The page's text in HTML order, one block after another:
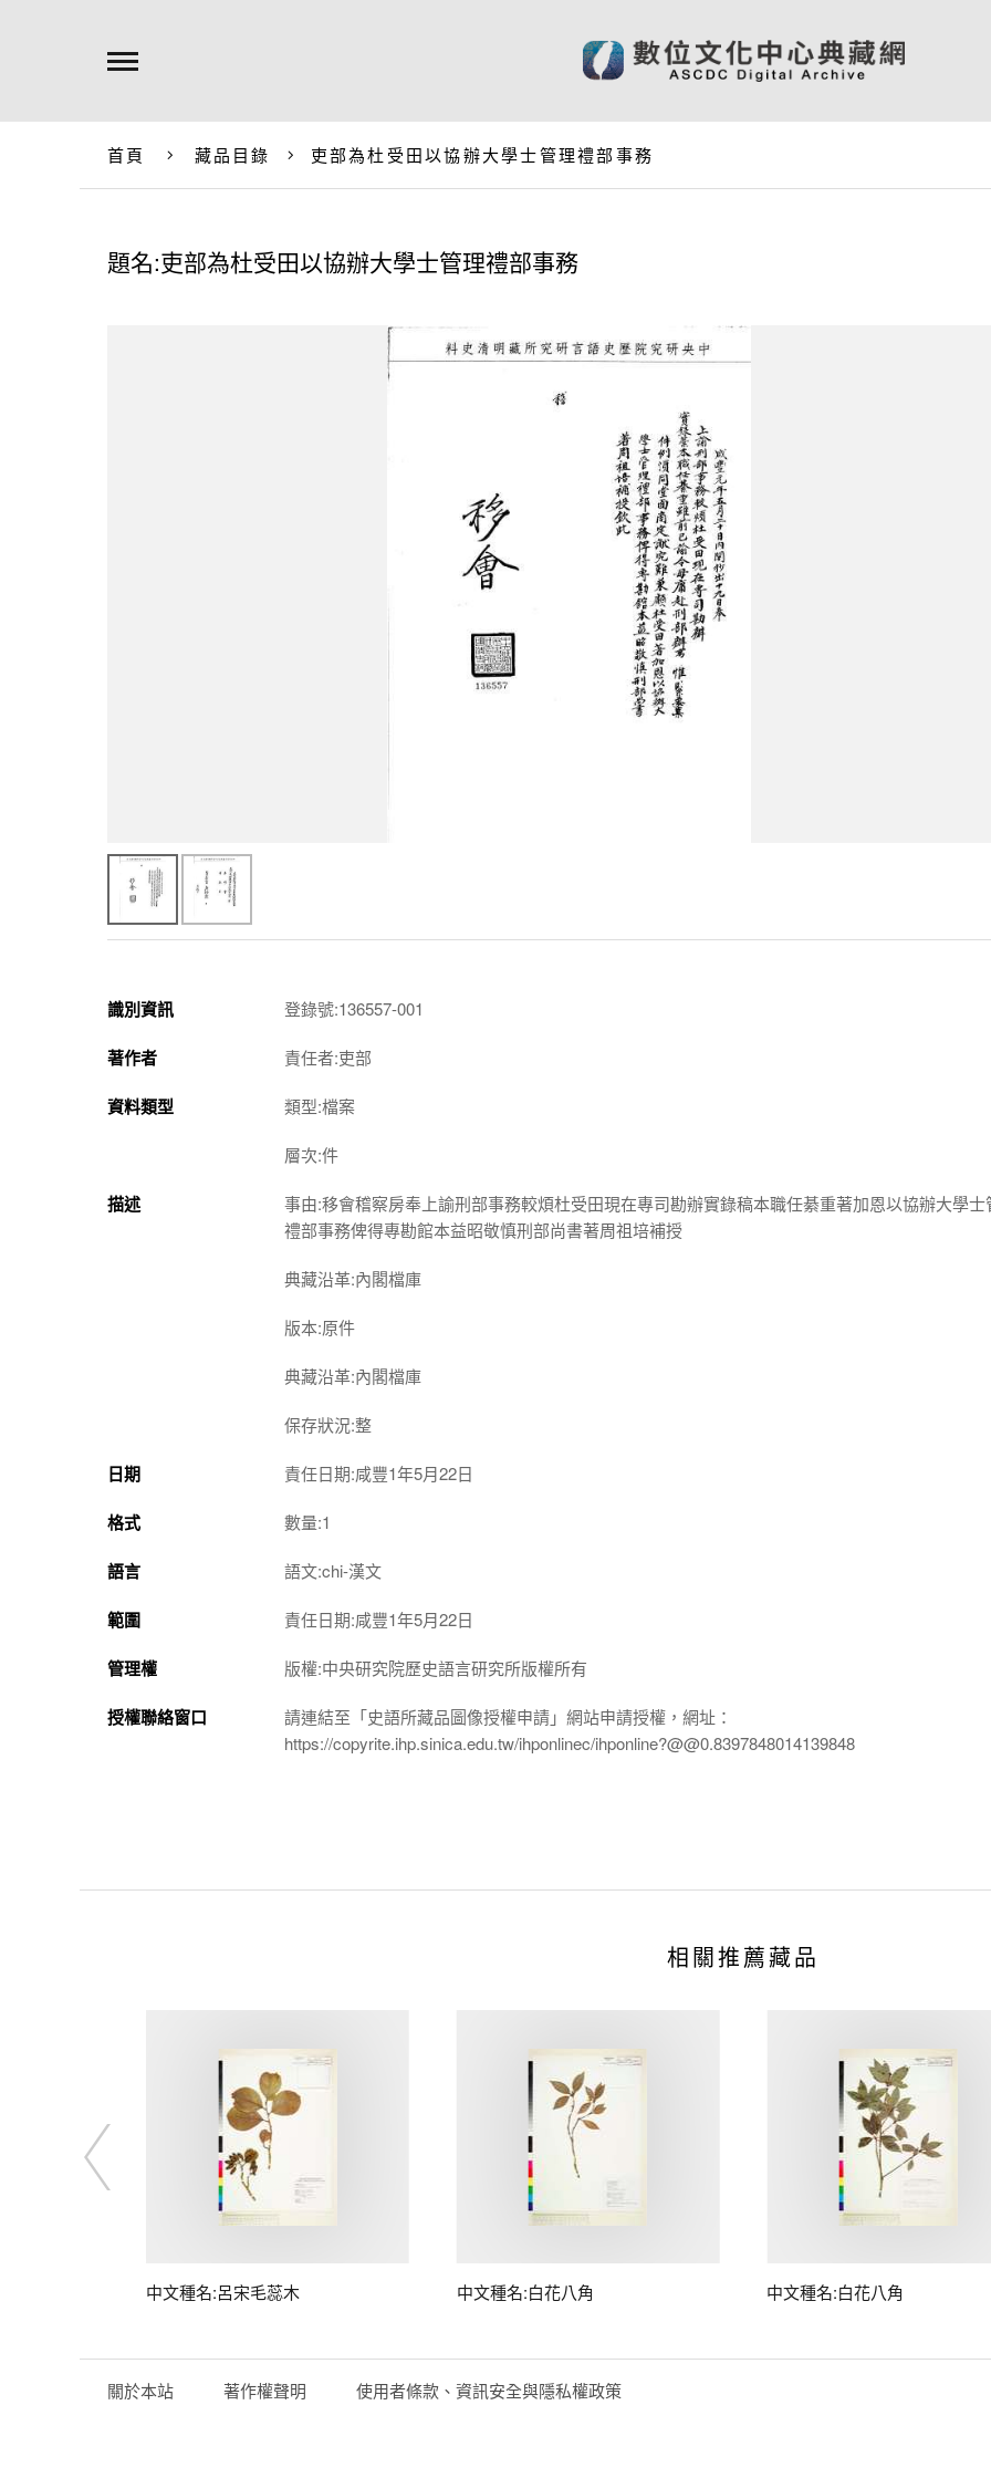
首頁 藏品目錄 吏部為杜受田以協辦大學士管理禮部事務
題名:吏部為杜受田以協辦大學士管理禮部事務
識別資訊 登錄號:136557-001
著作者 責任者:吏部
資料類型 類型:檔案
層次:件
描述
事由:移會稽察房奉上諭刑部事務較煩杜受田現在專司勘辦實錄稿本職任綦重著加恩以協辦大學士
禮部事務俾得專勘館本益昭敬慎刑部尚書著周祖培補授
典藏沿革:內閣檔庫
版本:原件
典藏沿革:內閣檔庫
保存狀況:整
日期 責任日期:咸豐1年5月22日
格式 數量:1
語言 語文:chi-漢文
範圍 責任日期:咸豐1年5月22日
管理權 版權:中央研究院歷史語言研究所版權所有
授權聯絡窗口
請連結至「史語所藏品圖像授權申請」網站申請授權，網址：
https://copyrite.ihp.sinica.edu.tw/ihponlinec/ihponline?@@0.8397848014139848
相關推薦藏品
中文種名:呂宋毛蕊木 中文種名:白花八角 中文種名:白花八角
關於本站 著作權聲明 使用者條款、資訊安全與隱私權政策